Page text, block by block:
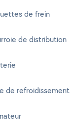
de frein
de distribution
de refroidissement